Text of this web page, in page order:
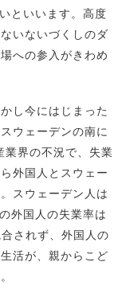
といいます。高度
いないづくしのダ
への参入がきわめ
し今にはじまった
ウェーデンの南に
界の不況で、失業
外国人とスウェー
スウェーデン人は
外国人の失業率は
されず、外国人の
活が、親からこど